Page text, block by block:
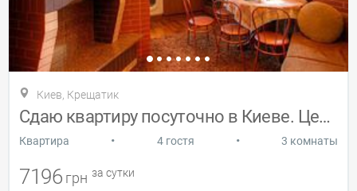
Киев, Крещатик
Сдаю квартиру посуточно в Киеве. Центр.
Квартира • 4 гостя • 3 комнаты
7196 грн за сутки